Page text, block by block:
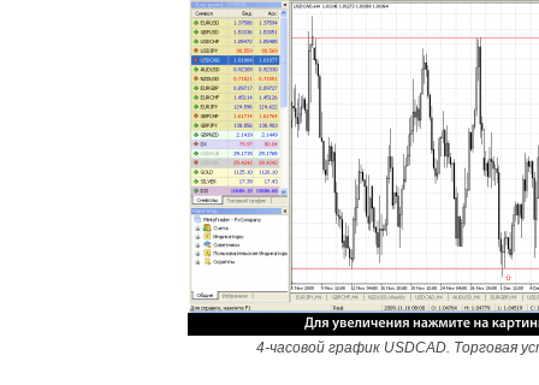
4-часовой график USDCAD. Торговая